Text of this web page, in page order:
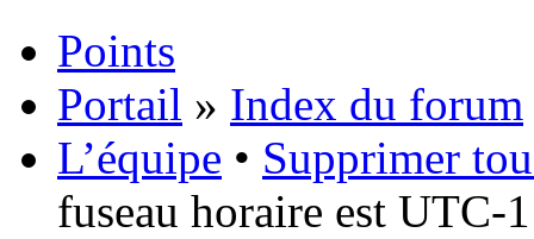
Points
Portail » Index du forum
L’équipe • Supprimer
fuseau horaire est UTC-